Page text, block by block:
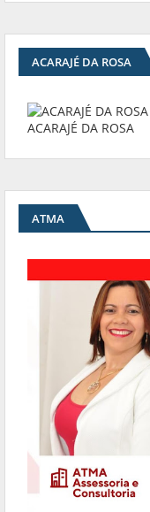
ACARAJÉ DA ROSA
ACARAJÉ DA ROSA
ATMA